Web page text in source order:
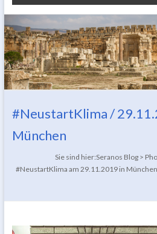
#NeustartKlima /
München
Sie sind hier:Seranos Blog >
#NeustartKlima am 29.11.2019 in München